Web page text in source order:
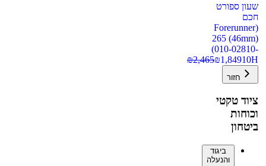
שעון ספורט
חכם
(Forerunner
265 (46mm)
(010-02810-
10H
₪1,849
₪2,465
חזור
ציוד טקטי
וכוחות
ביטחון
ביגוד
והנעלה